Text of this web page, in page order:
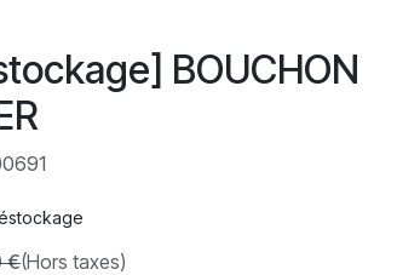
BOUCHON
€(Hors taxes)